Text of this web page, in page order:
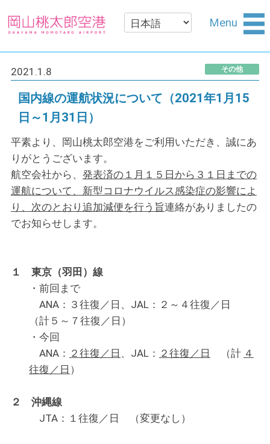
Menu
その他
2021.1.8
国内線の運航状況について（2021年1月15
日～1月31日）
平素より、岡山桃太郎空港をご利用いただき、誠にあ
りがとうございます。
航空会社から、 発表済の１ 月１５ 日から３１日までの
運航について、新型コロナウイルス感染症の影響によ
り、次のとおり追加減便を行う旨連絡がありましたの
でお知らせします。
１ 東京（羽田）線
・前回まで
ANA：３往復／日、JAL：２～４往復／日
（計５～７往復／日）
・今回
ANA： ２往復／日 、JAL： ２往復／日 （計 ４
往復／日 ）
２ 沖縄線
JTA：１往復／日 （変更なし）